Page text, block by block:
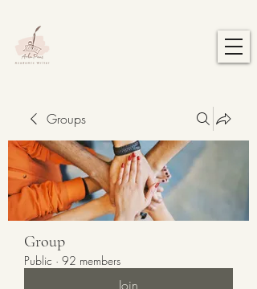
Groups
Group
Public · 92 members
Join